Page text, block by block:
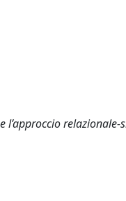
l’approccio